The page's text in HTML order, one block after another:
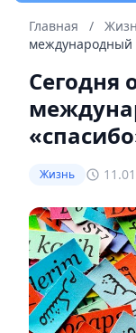
Главная /
международный
Сегодня
Жизнь